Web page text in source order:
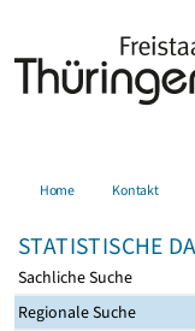
Home Kontakt
STATISTISCHE
Sachliche Suche
Regionale Suche